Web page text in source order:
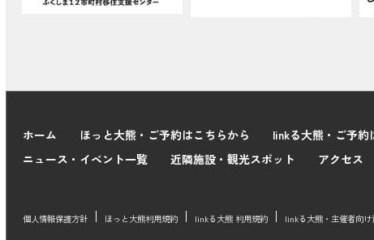
ホーム ほっと大熊・ご予約はこちらから linkる大熊・ご予約
ニュース・イベント一覧
近隣施設・観光スポット アクセス
個人情報保護方針 ほっと大熊利用規約 linkる大熊 利用規約 linkる大熊・主催者向け